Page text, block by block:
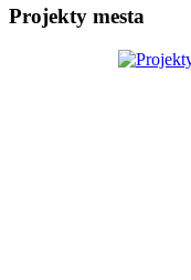
Projekty mesta